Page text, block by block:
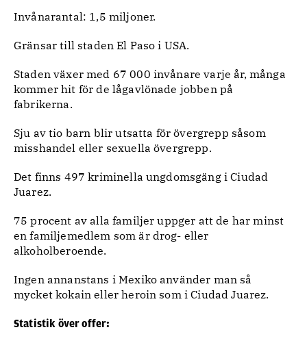
Invånarantal: 1,5 miljoner.
Gränsar till staden El Paso i USA.
Staden växer med 67 000 invånare varje år, många
kommer hit för de lågavlönade jobben på
fabrikerna.
Sju av tio barn blir utsatta för övergrepp såsom
misshandel eller sexuella övergrepp.
Det finns 497 kriminella ungdomsgäng i Ciudad
Juarez.
75 procent av alla familjer uppger att de har minst
en familjemedlem som är drog- eller
alkoholberoende.
Ingen annanstans i Mexiko använder man så
mycket kokain eller heroin som i Ciudad Juarez.
Statistik över offer: